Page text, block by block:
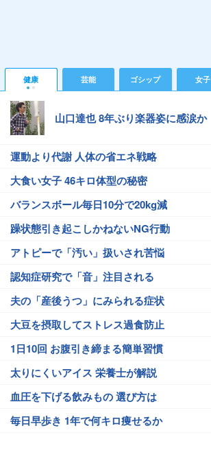
健康 芸能 ゴシップ 女子
山口達也 8年ぶり楽器姿に感涙か
運動より代謝 人体の省エネ戦略
大食い女子 46キロ体型の秘密
バランスボール毎日10分で20kg減
躁状態引き起こしかねないNG行動
アトピーで「汚い」扱いされ苦悩
認知症研究で「音」注目される
夫の「産後うつ」にみられる症状
大豆を摂取してストレス過食防止
1日10回 お腹引き締まる簡単習慣
太りにくいアイス 栄養士が解説
血圧を下げる飲みもの 選び方は
毎日早歩き 1年で何キロ痩せるか